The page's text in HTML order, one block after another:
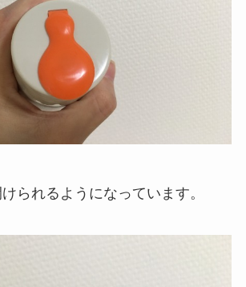
られるようになっています。